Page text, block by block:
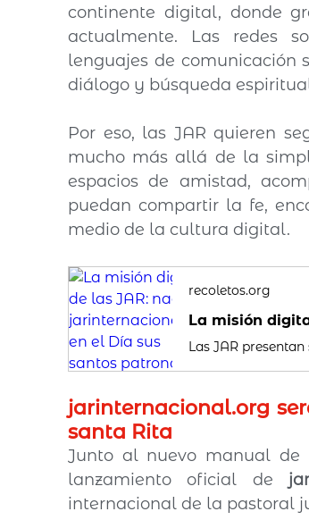
continente digital, donde
actualmente. Las redes
lenguajes de comunicación
diálogo y búsqueda
Por eso, las JAR quieren
mucho más allá de la
espacios de amistad,
puedan compartir la fe,
medio de la cultura digital.
recoletos.org
jarinternacional.org
santa Rita
Junto al nuevo manual de
lanzamiento oficial de
internacional de la pastoral